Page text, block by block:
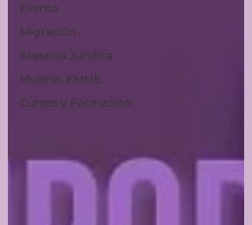
Evento
Migración
Asesoría Jurídica
Mujeres EMME
Cursos y Formación